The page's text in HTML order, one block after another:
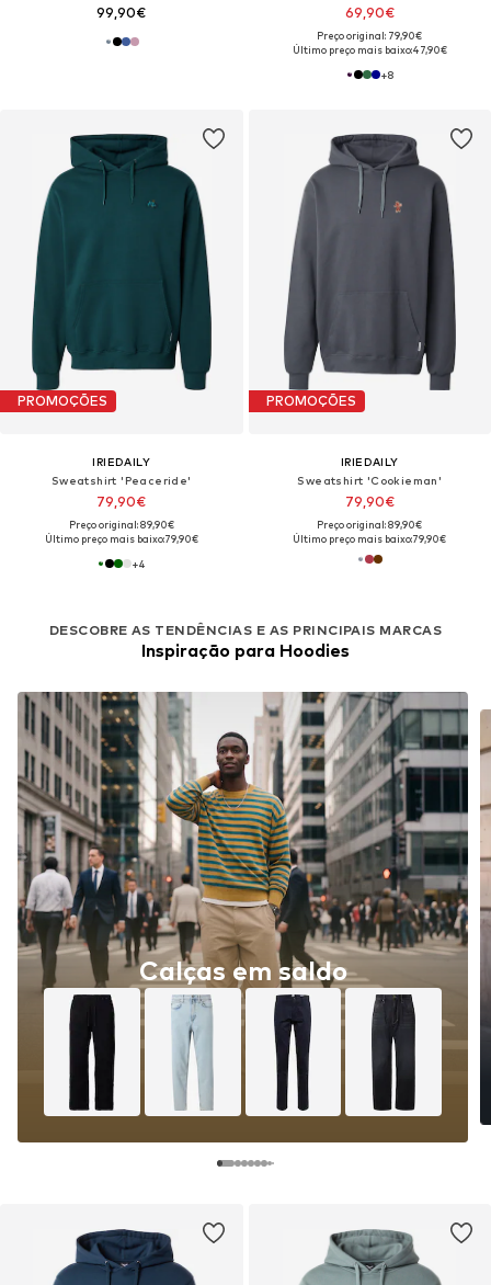
99,90€ 69,90€
Preço original: 79,90€
Último preço mais baixo:47,90€
+8
PROMOÇÕES
IRIEDAILY
Sweatshirt 'Peaceride'
79,90€
Preço original: 89,90€
Último preço mais baixo:79,90€
+4
DESCOBRE AS TENDÊNCIAS E AS PRINCIPAIS MARCAS
Inspiração para Hoodies
Calças em saldo
PROMOÇÕES
IRIEDAILY
Sweatshirt 'Cookieman'
79,90€
Preço original: 89,90€
Último preço mais baixo:79,90€